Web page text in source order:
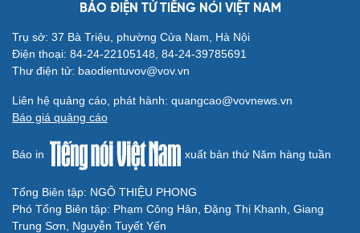
BÁO ĐIỆN TỬ TIẾNG NÓI VIỆT NAM
Trụ sở: 37 Bà Triệu, phường Cửa Nam, Hà Nội
Điện thoại: 84-24-22105148, 84-24-39785691
Thư điện tử: baodientuvov@vov.vn
Liên hệ quảng cáo, phát hành: quangcao@vovnews.vn
Báo giá quảng cáo
Báo in xuất bản thứ Năm hàng tuần
Tổng Biên tập: NGÔ THIỆU PHONG
Phó Tổng Biên tập: Phạm Công Hân, Đặng Thị Khanh, Giang
Trung Sơn, Nguyễn Tuyết Yến